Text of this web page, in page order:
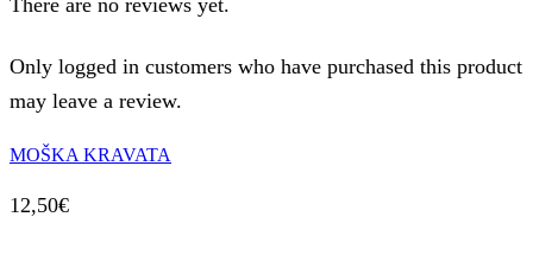
Only logged in customers who have purchased this product
may leave a review.
MOŠKA KRAVATA
12,50€